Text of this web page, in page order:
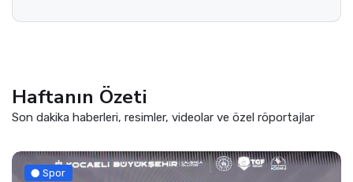
Haftanın Özeti
Son dakika haberleri, resimler, videolar ve özel röportajlar
Spor